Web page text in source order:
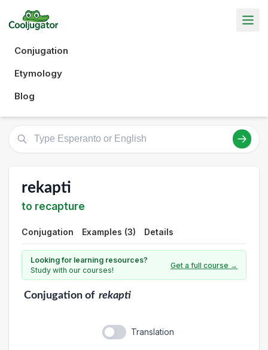
Conjugation
Etymology
Blog
rekapti
to recapture
Conjugation Examples (3) Details
Looking for learning resources?
Study with our courses!
Get a full course →
Conjugationof rekapti
Translation